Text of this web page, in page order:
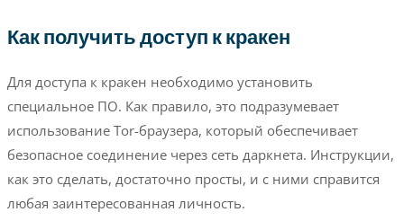
Как получить доступ к кракен
Для доступа к кракен необходимо установить
специальное ПО. Как правило, это подразумевает
использование Tor-браузера, который обеспечивает
безопасное соединение через сеть даркнета. Инструкции,
как это сделать, достаточно просты, и с ними справится
любая заинтересованная личность.